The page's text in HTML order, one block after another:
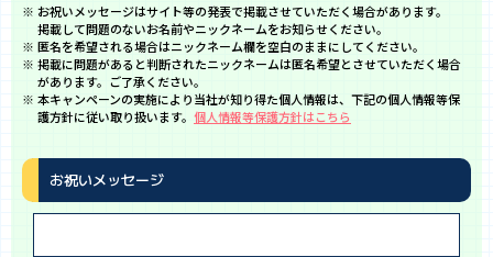
お祝いメッセージはサイト等の発表で掲載させていただく場合があります。
掲載して問題のないお名前やニックネームをお知らせください。
匿名を希望される場合はニックネーム欄を空白のままにしてください。
掲載に問題があると判断されたニックネームは匿名希望とさせていただく場合
があります。ご了承ください。
本キャンペーンの実施により当社が知り得た個人情報は、下記の個人情報等保
護方針に従い取り扱います。 個人情報等保護方針はこちら
お祝いメッセージ